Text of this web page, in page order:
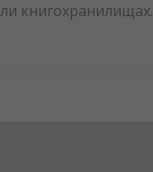
книгохранилищах.